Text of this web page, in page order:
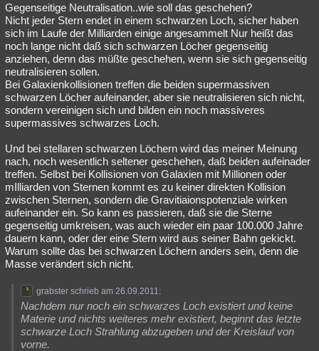
Gegenseitige Neutralisation..wie soll das geschehen?
Nicht jeder Stern endet in einem schwarzen Loch, sicher haben
sich im Laufe der Milliarden einige angesammelt Nur heißt das
noch lange nicht daß sich schwarzen Löcher gegenseitig
anziehen, denn das müßte geschehen, wenn sie sich gegenseitig
neutralisieren sollen.
Bei Galaxienkollisionen treffen die beiden supermassiven
schwarzen Löcher aufeinander, aber sie neutralisieren sich nicht,
sondern vereinigen sich und bilden ein noch massiveres
supermassives schwarzes Loch.
Und bei stellaren schwarzen Löchern wird das meiner Meinung
nach, noch wesentlich seltener geschehen, daß beiden aufeinader
treffen. Selbst bei Kollisionen von Galaxien mit Millionen oder
mIlliarden von Sternen kommt es zu keiner direkten Kollision
zwischen Sternen, sondern die Gravitiaionspotenziale wirken
aufeinander ein. So kann es passieren, daß sie die Sterne
gegenseitig umkreisen, was auch wieder ein paar 100.000 Jahre
dauern kann, oder der eine Stern wird aus seiner Bahn gekickt.
Warum sollte das bei schwarzen Löchern anders sein, denn die
Masse verändert sich nicht.
grabster schrieb am 26.09.2011:
Nachdem nur noch ein schwarzes Loch existiert und keine
Materie und nichts weiteres mehr existiert, beginnt das letzte
schwarze Loch Strahlung abzugeben und der Kreislauf von
vorne.